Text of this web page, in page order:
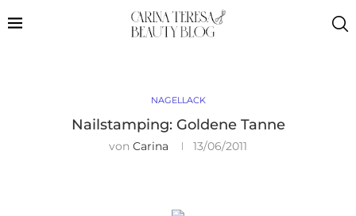
NAGELLACK
Nailstamping: Goldene Tanne
von Carina 13/06/2011